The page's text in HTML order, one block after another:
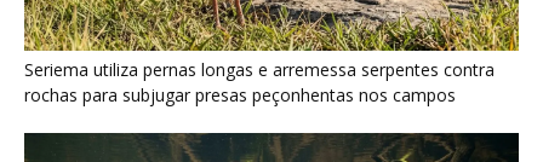
Poraquê sincroniza descargas elétricas em grupo para
amplificar campo elétrico e atordoar cardumes de peixes
maiores na Amazônia